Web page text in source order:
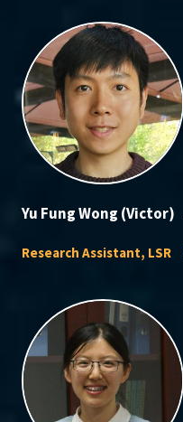
Yu Fung Wong (Victor)
Research Assistant, LSR